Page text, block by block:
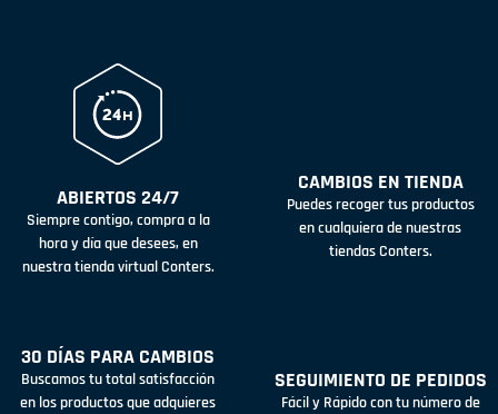
ABIERTOS 24/7
Siempre contigo, compra a la
hora y día que desees, en
nuestra tienda virtual Conters.
CAMBIOS EN TIENDA
Puedes recoger tus productos
en cualquiera de nuestras
tiendas Conters.
30 DÍAS PARA CAMBIOS
Buscamos tu total satisfacción
en los productos que adquieres
SEGUIMIENTO DE PEDIDOS
Fácil y Rápido con tu número de